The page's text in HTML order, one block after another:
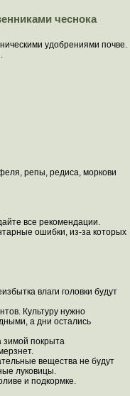
чеснока
удобрениями почве.
репы, редиса, моркови
все рекомендации.
ошибки, из-за которых
влаги головки будут
Культуру нужно
а дни остались
зимой покрыта
вещества не будут
луковицы.
и подкормке.